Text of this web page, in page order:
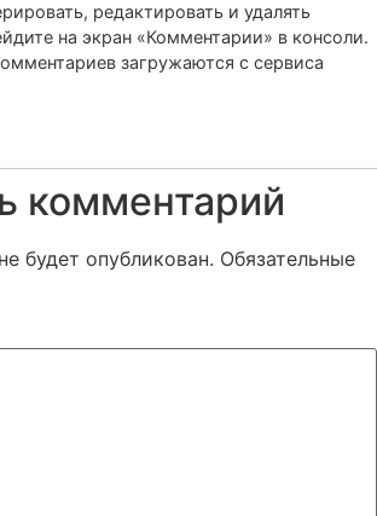
редактировать и удалять
на экран «Комментарии» в консоли.
загружаются с сервиса
комментарий
будет опубликован. Обязательные